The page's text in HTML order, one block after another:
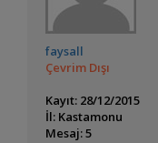
faysall
Çevrim Dışı
Kayıt: 28/12/2015
İl: Kastamonu
Mesaj: 5